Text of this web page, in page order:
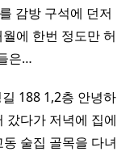
감방 구석에 던저
에 한번 정도만 허
은…
188 1,2층 안녕하
갔다가 저녁에 집에
술집 골목을 다녀